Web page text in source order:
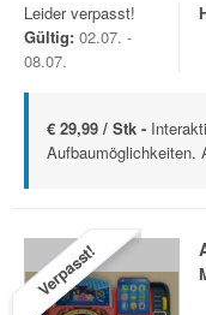
Leider verpasst!
Gültig: 02.07. -
08.07.
€ 29,99 / Stk -
Aufbaumöglichkeiten.
Verpasst!